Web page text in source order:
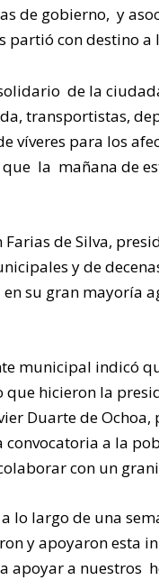
de gobierno, y
con destino
de la
transportistas,
víveres para los
la mañana de
de Silva,
y de
su gran mayoría
municipal indicó
hicieron la
Duarte de
a la
con un
lo largo de una
y apoyaron esta
a nuestros